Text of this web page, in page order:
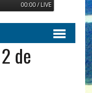
00:00 / LIVE
de